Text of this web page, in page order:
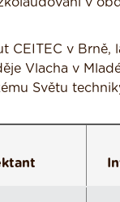
v Brně,
Vlacha v
Světu